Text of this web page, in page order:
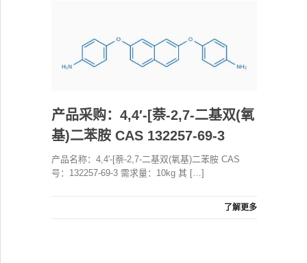
项目合作
专题采购
采购流程
不可靠实体清单（UEL）
产品采购：4,4′-[萘-2,7-二基双(氧
基)二苯胺 CAS 132257-69-3
产品名称：4,4'-[萘-2,7-二基双(氧基)二苯胺 CAS
号：132257-69-3 需求量：10kg 其 […]
了解更多